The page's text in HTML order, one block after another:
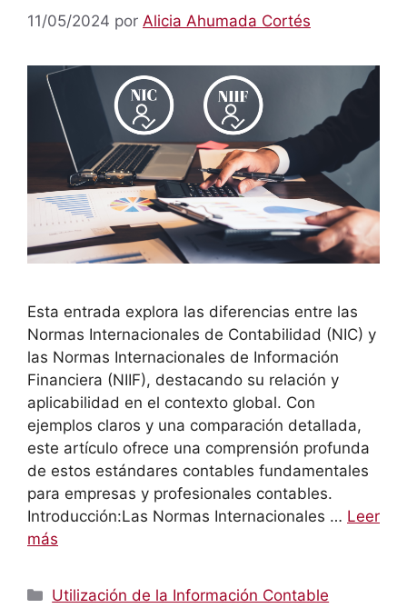
11/05/2024 por Alicia Ahumada Cortés
Esta entrada explora las diferencias entre las
Normas Internacionales de Contabilidad (NIC) y
las Normas Internacionales de Información
Financiera (NIIF), destacando su relación y
aplicabilidad en el contexto global. Con
ejemplos claros y una comparación detallada,
este artículo ofrece una comprensión profunda
de estos estándares contables fundamentales
para empresas y profesionales contables.
Introducción:Las Normas Internacionales … Leer
más
Categorías
Utilización de la Información Contable